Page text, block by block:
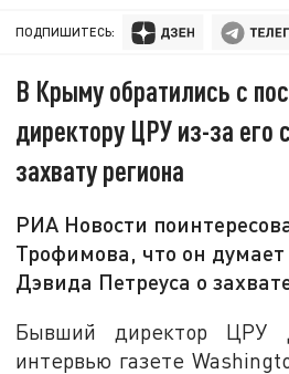
ПОДПИШИТЕСЬ:
В Крыму обратились с
директору ЦРУ из-за его
захвату региона
РИА Новости
Трофимова, что он
Дэвида Петреуса о
Бывший директор ЦРУ
интервью газете